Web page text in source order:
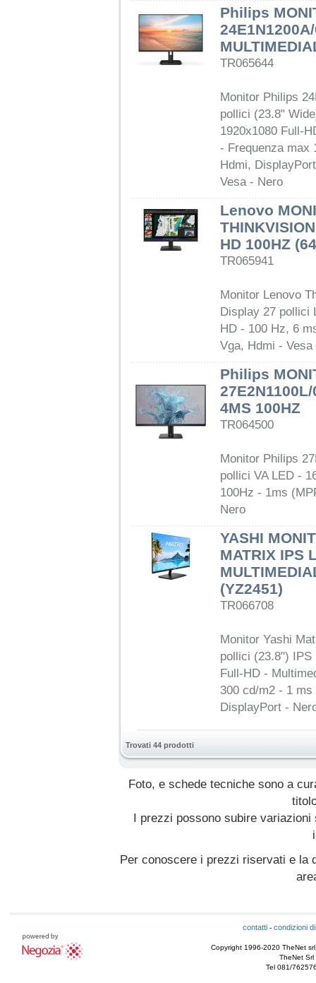
Philips
TR065644
Monitor Philips
pollici (23.8"
1920x1080 Full-
- Frequenza max
Hdmi,
Vesa - Nero
Lenovo
HD 100HZ
TR065941
Monitor Lenovo
Display 27 pollici
HD - 100 Hz, 6
Vga, Hdmi - Vesa
Philips
4MS 100HZ
TR064500
Monitor Philips
pollici VA LED -
100Hz - 1ms
Nero
YASHI
MATRIX IPS
(YZ2451)
TR066708
Monitor Yashi
pollici (23.8") IPS
Full-HD -
300 cd/m2 - 1
DisplayPort -
Trovati 44 prodotti
Foto, e schede tecniche sono a
I prezzi possono subire
Per conoscere i prezzi riservati e la
contatti- condizioni
Copyright 1996-2020 TheNet
TheNet Srl
Tel 081/